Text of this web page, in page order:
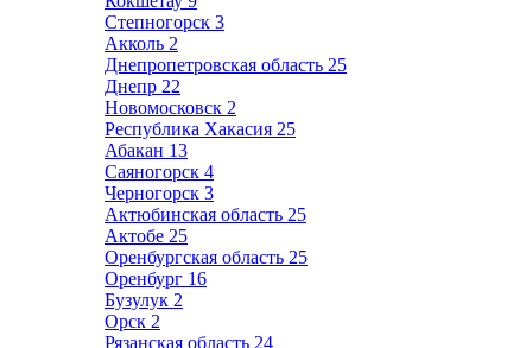
Степногорск 3
Акколь 2
Днепропетровская область 25
Днепр 22
Новомосковск 2
Республика Хакасия 25
Абакан 13
Саяногорск 4
Черногорск 3
Актюбинская область 25
Актобе 25
Оренбургская область 25
Оренбург 16
Бузулук 2
Орск 2
Рязанская область 24